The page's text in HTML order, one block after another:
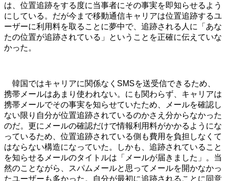
は、位置追跡をする度に当事者にその事実を即知らせるよう
にしている。だが今まで移動通信キャリアは位置追跡するユ
ーザーに利用料を取ることに夢中で、追跡される人に「あな
たの位置が追跡されている」ということを正確に伝えていな
かった。
韓国ではキャリアに関係なくSMSを送受信できるため、
携帯メールはあまり使われない。にも関わらず、キャリアは
携帯メールでその事実を知らせていたため、メールを確認し
ない限り自分が位置追跡されているのかさえ分からなかった
のだ。更にメールの確認だけで情報利用料がかかるようにな
っているため、位置追跡されている側も費用を負担しなくて
はならない構造になっていた。しかも、追跡されていること
を知らせるメールのタイトルは「メールが届きました」。当
然のことながら、スパムメールと思ってメールを開かなかっ
たユーザーも多かった。自分が最初に追跡されることに同意